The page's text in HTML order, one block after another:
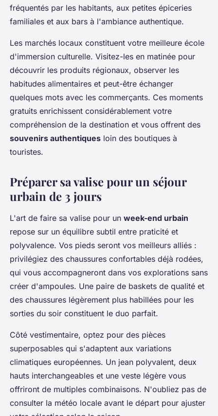
fréquentés par les habitants, aux petites épiceries
familiales et aux bars à l'ambiance authentique.
Les marchés locaux constituent votre meilleure école
d'immersion culturelle. Visitez-les en matinée pour
découvrir les produits régionaux, observer les
habitudes alimentaires et peut-être échanger
quelques mots avec les commerçants. Ces moments
gratuits enrichissent considérablement votre
compréhension de la destination et vous offrent des
souvenirs authentiques loin des boutiques à
touristes.
Préparer sa valise pour un séjour
urbain de 3 jours
L'art de faire sa valise pour un week-end urbain
repose sur un équilibre subtil entre praticité et
polyvalence. Vos pieds seront vos meilleurs alliés :
privilégiez des chaussures confortables déjà rodées,
qui vous accompagneront dans vos explorations sans
créer d'ampoules. Une paire de baskets de qualité et
des chaussures légèrement plus habillées pour les
sorties du soir constituent le duo parfait.
Côté vestimentaire, optez pour des pièces
superposables qui s'adaptent aux variations
climatiques européennes. Un jean polyvalent, deux
hauts interchangeables et une veste légère vous
offriront de multiples combinaisons. N'oubliez pas de
consulter la météo locale avant le départ pour ajuster